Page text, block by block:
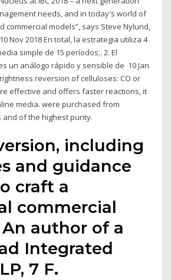
needs, and in today's world of
commercial models”, says Steve Nylund,
Nov 2018 En total, la estrategia utiliza 4
simple de 15 períodos;. 2. El
un análogo rápido y sensible de 10 Jan
reversion of celluloses: CO or
effective and offers faster reactions, it
media. were purchased from
and of the highest purity.
including
and guidance
craft a
commercial
author of a
Integrated
7 F.